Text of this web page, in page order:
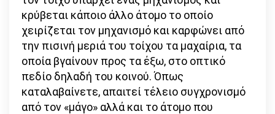
κρύβεται κάποιο άλλο άτομο το οποίο
χειρίζεται τον μηχανισμό και καρφώνει από
την πισινή μεριά του τοίχου τα μαχαίρια, τα
οποία βγαίνουν προς τα έξω, στο οπτικό
πεδίο δηλαδή του κοινού. Όπως
καταλαβαίνετε, απαιτεί τέλειο συγχρονισμό
από τον «μάγο» αλλά και το άτομο που